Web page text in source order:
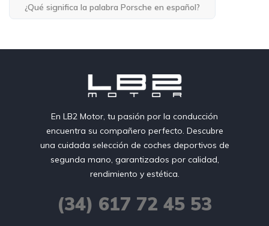
¿Qué significa la palabra Porsche en español?
En LB2 Motor, tu pasión por la conducción
encuentra su compañero perfecto. Descubre
una cuidada selección de coches deportivos de
segunda mano, garantizados por calidad,
rendimiento y estética.
(34) 617 72 45 53